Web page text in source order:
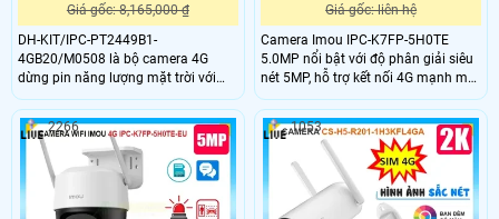
Giá gốc: 8,165,000 ₫
DH-KIT/IPC-PT2449B1-
4GB20/M0508 là bộ camera 4G
dừng pin năng lượng mặt trời với
khả năng ghi hình 4MP đàm thoại 2
chiều, hồng ngoại 30m, chống
ngược sáng DWDR và khả năng lưu
trữ với thẻ nhớ 512GB. Camea này
có tích hợp IP giúp phân biệt người
xe chính xác có thể giám sát từ xa
qua app thích hợp gắn ngoài trời
Giá gốc: liên hệ
Camera Imou IPC-K7FP-5H0TE
5.0MP nổi bật với độ phân giải siêu
nét 5MP, hỗ trợ kết nối 4G mạnh mẽ
qua 2 ăng-ten, phù hợp lắp đặt ở nơi
không có Wi-Fi. Hỗ trợ quay quét
toàn cảnh, đàm thoại hai chiều,
phát hiện người, theo dõi thông
minh (Smart Tracking) và lưu trữ thẻ
nhớ Micro SD lên đến 512GB
2266 1053